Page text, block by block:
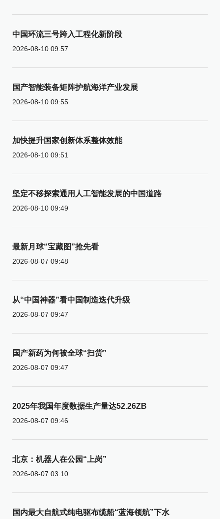
中国环流三号跨入工程化新阶段
2026-08-10 09:57
国产智能装备矩阵护航海洋产业发展
2026-08-10 09:55
加快提升国家创新体系整体效能
2026-08-10 09:51
坚定不移探索通用人工智能发展的中国道路
2026-08-10 09:49
最新月球“宝藏图”抢先看
2026-08-07 09:48
从“中国神器”看中国制造迭代升级
2026-08-07 09:47
国产新药为何被全球“扫货”
2026-08-07 09:47
2025年我国年度数据生产量达52.26ZB
2026-08-07 09:46
北京：机器人在公园“上岗”
2026-08-07 03:10
国内最大自航式纯电驱布缆船“蓝海领航”下水